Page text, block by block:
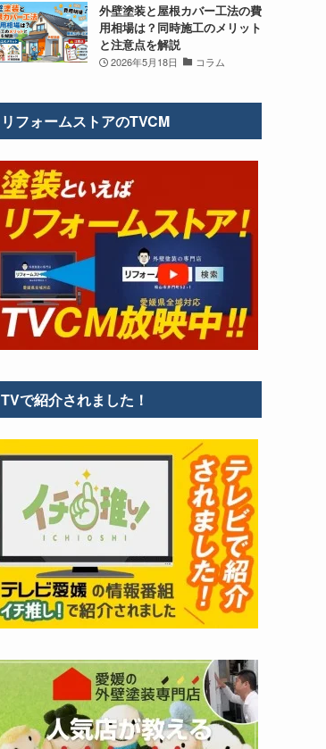
外壁塗装と屋根カバー工法の費
用相場は？同時施工のメリット
と注意点を解説
2026年5月18日 コラム
リフォームストアのTVCM
TVで紹介されました！